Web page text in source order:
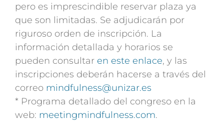
pero es imprescindible reservar plaza ya
que son limitadas. Se adjudicarán por
riguroso orden de inscripción. La
información detallada y horarios se
pueden consultar en este enlace, y las
inscripciones deberán hacerse a través del
correo mindfulness@unizar.es
* Programa detallado del congreso en la
web: meetingmindfulness.com.